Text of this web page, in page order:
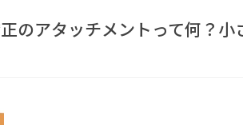
のアタッチメントって何？